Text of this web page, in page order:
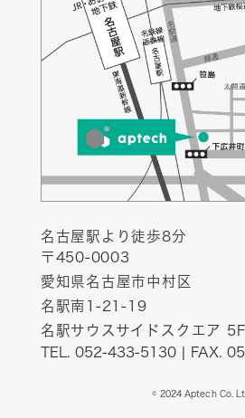
名古屋駅より徒歩8分
〒450-0003
愛知県名古屋市中村区
名駅南1-21-19
名駅サウスサイドスクエア 5F
TEL. 052-433-5130 | FAX.
© 2024 Aptech Co.